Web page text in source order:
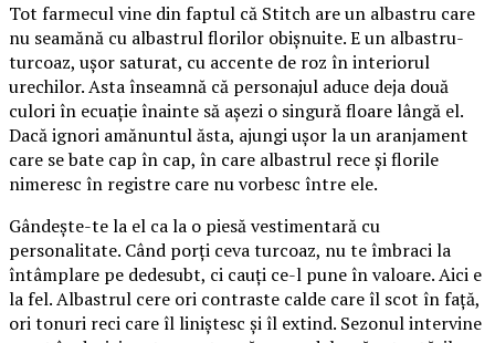
Tot farmecul vine din faptul că Stitch are un albastru care
nu seamănă cu albastrul florilor obișnuite. E un albastru-
turcoaz, ușor saturat, cu accente de roz în interiorul
urechilor. Asta înseamnă că personajul aduce deja două
culori în ecuație înainte să așezi o singură floare lângă el.
Dacă ignori amănuntul ăsta, ajungi ușor la un aranjament
care se bate cap în cap, în care albastrul rece și florile
nimeresc în registre care nu vorbesc între ele.
Gândește-te la el ca la o piesă vestimentară cu
personalitate. Când porți ceva turcoaz, nu te îmbraci la
întâmplare pe dedesubt, ci cauți ce-l pune în valoare. Aici e
la fel. Albastrul cere ori contraste calde care îl scot în față,
ori tonuri reci care îl liniștesc și îl extind. Sezonul intervine